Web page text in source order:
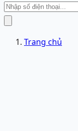
Trang chủ